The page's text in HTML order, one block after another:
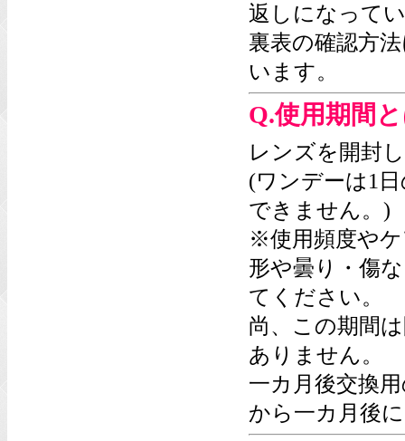
返しになって
裏表の確認方
います。
Q.使用期間
レンズを開封
(ワンデーは1
できません。)
※使用頻度や
形や曇り・傷
てください。
尚、この期間
ありません。
一カ月後交換
から一カ月後